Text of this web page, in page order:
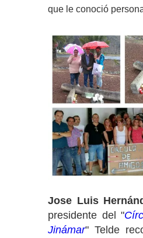
que le conoció
Jose Luis
presidente del "
Jinámar" Telde